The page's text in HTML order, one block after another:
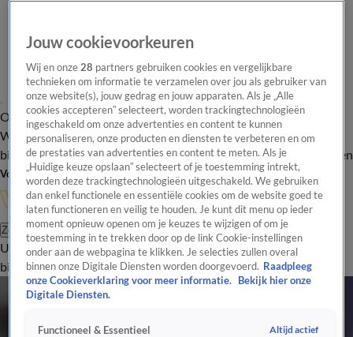
Overzicht Onze programma's Uitzendingen Onze gezichten
In de
WandelgangenInterviewsUitzending
bijwonenPodcastShopVeelgestelde vragenKijkersvraag insturen
Volg Vandaag Inside
Zoeken
UitzendingenVandaag InsideDe OranjezomerShopUitzending
bijwonen
Jouw cookievoorkeuren
Wij en onze28 partners gebruiken cookies en vergelijkbare
technieken om informatie te verzamelen over jou als gebruiker van
onze website(s), jouw gedrag en jouw apparaten. Als je „Alle
cookies accepteren” selecteert, worden trackingtechnologieën
ingeschakeld om onze advertenties en content te kunnen
personaliseren, onze producten en diensten te verbeteren en om
de prestaties van advertenties en content te meten. Als je
„Huidige keuze opslaan” selecteert of je toestemming intrekt,
worden deze trackingtechnologieën uitgeschakeld. We gebruiken
dan enkel functionele en essentiële cookies om de website goed te
laten functioneren en veilig te houden. Je kunt dit menu op ieder
moment opnieuw openen om je keuzes te wijzigen of om je
toestemming in te trekken door op de link Cookie-instellingen
onder aan de webpagina te klikken. Je selecties zullen overal
binnen onze Digitale Diensten worden doorgevoerd. Raadpleeg
onze Cookieverklaring voor meer informatie.
Bekijk hier onze
Digitale Diensten.
Functioneel & Essentieel Altijd actief